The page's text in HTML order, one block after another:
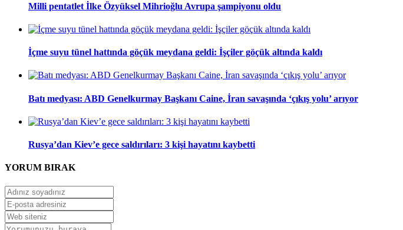
Milli pentatlet İlke Özyüksel Mihrioğlu Avrupa şampiyonu oldu
İçme suyu tünel hattında göçük meydana geldi: İşçiler göçük altında kaldı
Batı medyası: ABD Genelkurmay Başkanı Caine, İran savaşında ‘çıkış yolu’ arıyor
Rusya’dan Kiev’e gece saldırıları: 3 kişi hayatını kaybetti
YORUM BIRAK